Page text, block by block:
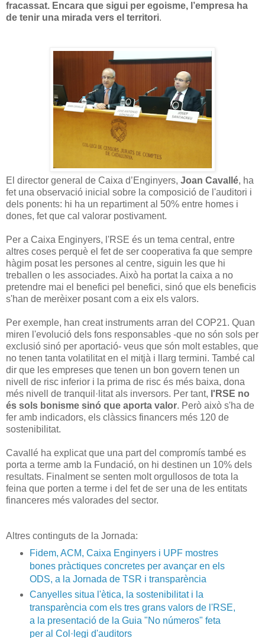
fracassat. Encara que sigui per egoisme, l’empresa ha
de tenir una mirada vers el territori.
El director general de Caixa d’Enginyers, Joan Cavallé, ha
fet una observació inicial sobre la composició de l'auditori i
dels ponents: hi ha un repartiment al 50% entre homes i
dones, fet que cal valorar postivament.
Per a Caixa Enginyers, l'RSE és un tema central, entre
altres coses perquè el fet de ser cooperativa fa que sempre
hàgim posat les persones al centre, siguin les que hi
treballen o les associades. Això ha portat la caixa a no
pretendre mai el benefici pel benefici, sinó que els beneficis
s'han de merèixer posant com a eix els valors.
Per exemple, han creat instruments arran del COP21. Quan
miren l'evolució dels fons responsables -que no són sols per
exclusió sinó per aportació- veus que són molt estables, que
no tenen tanta volatilitat en el mitjà i llarg termini. També cal
dir que les empreses que tenen un bon govern tenen un
nivell de risc inferior i la prima de risc és més baixa, dona
més nivell de tranquil·litat als inversors. Per tant, l'RSE no
és sols bonisme sinó que aporta valor. Però això s'ha de
fer amb indicadors, els clàssics financers més 120 de
sostenibilitat.
Cavallé ha explicat que una part del compromís també es
porta a terme amb la Fundació, on hi destinen un 10% dels
resultats. Finalment se senten molt orgullosos de tota la
feina que porten a terme i del fet de ser una de les entitats
financeres més valorades del sector.
Altres continguts de la Jornada:
Fidem, ACM, Caixa Enginyers i UPF mostres
bones pràctiques concretes per avançar en els
ODS, a la Jornada de TSR i transparència
Canyelles situa l'ètica, la sostenibilitat i la
transparència com els tres grans valors de l'RSE,
a la presentació de la Guia "No números" feta
per al Col·legi d'auditors